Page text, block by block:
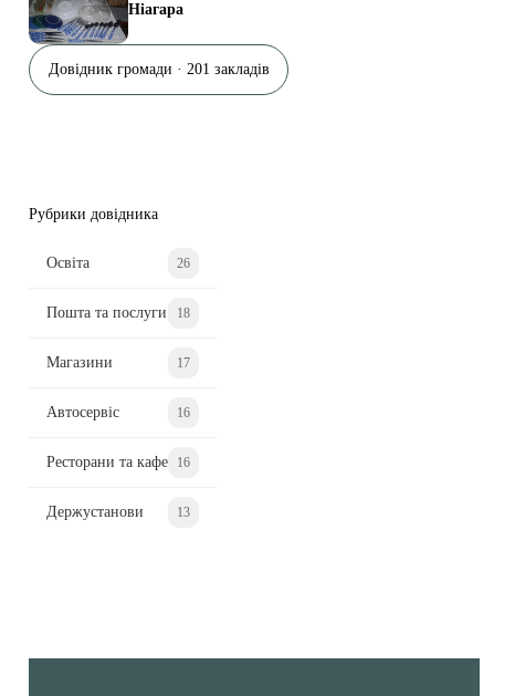
Ніагара
Довідник громади · 201 закладів
Рубрики довідника
Освіта 26
Пошта та послуги 18
Магазини 17
Автосервіс 16
Ресторани та кафе 16
Держустанови 13